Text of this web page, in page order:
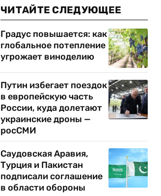
ЧИТАЙТЕ СЛЕДУЮЩЕЕ
Градус повышается: как
глобальное потепление
угрожает виноделию
Путин избегает поездок
в европейскую часть
России, куда долетают
украинские дроны —
росСМИ
Саудовская Аравия,
Турция и Пакистан
подписали соглашение
в области обороны